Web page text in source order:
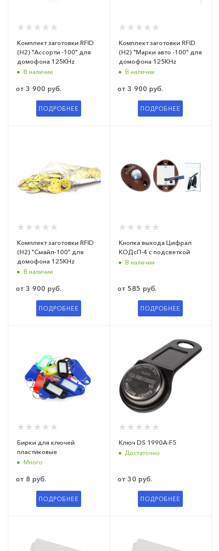
Комплект заготовки RFID
(H2) "Ассорти -100" для
домофона 125KHz
В наличии
от 3 900 руб.
ПОДРОБНЕЕ
Комплект заготовки RFID
(H2) "Марки авто -100" для
домофона 125KHz
В наличии
от 3 900 руб.
ПОДРОБНЕЕ
Комплект заготовки RFID
(H2) "Смайл-100" для
домофона 125KHz
В наличии
от 3 900 руб.
ПОДРОБНЕЕ
Кнопка выхода Цифрал
КОДсП-4 с подсветкой
В наличии
от 585 руб.
ПОДРОБНЕЕ
Бирки для ключей
пластиковые
Много
от 8 руб.
ПОДРОБНЕЕ
Ключ DS 1990А-F5
Достаточно
от 30 руб.
ПОДРОБНЕЕ